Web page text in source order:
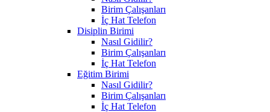
Birim Çalışanları
İç Hat Telefon
Disiplin Birimi
Nasıl Gidilir?
Birim Çalışanları
İç Hat Telefon
Eğitim Birimi
Nasıl Gidilir?
Birim Çalışanları
İç Hat Telefon